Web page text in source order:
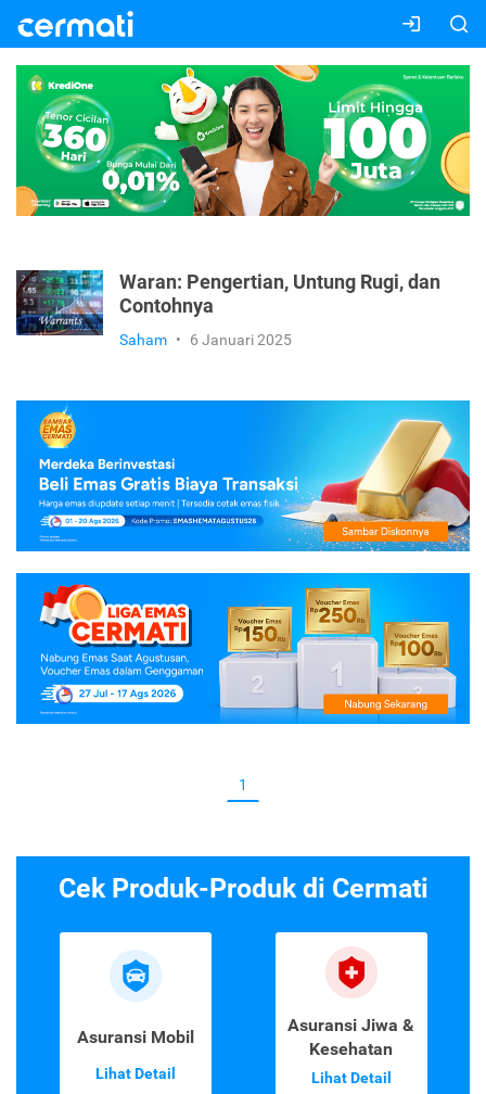
Waran: Pengertian, Untung Rugi, dan
Contohnya
Saham • 6 Januari 2025
1
Cek Produk-Produk di Cermati
Asuransi Mobil
Lihat Detail
Asuransi Jiwa &
Kesehatan
Lihat Detail